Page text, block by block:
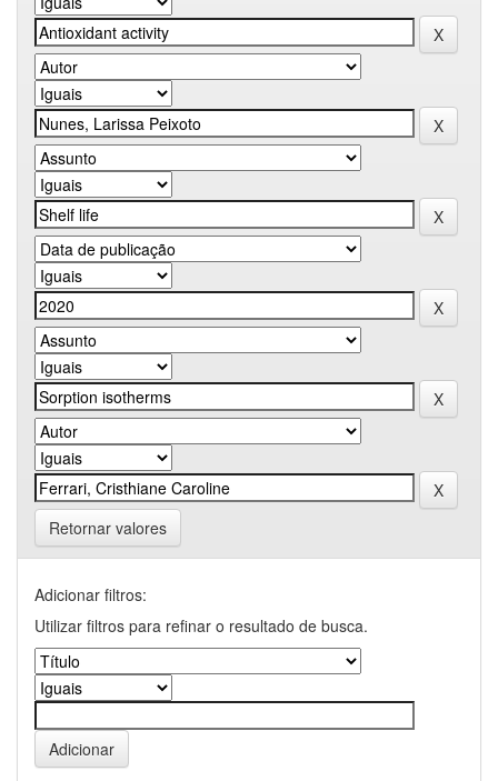
Retornar valores
Adicionar filtros:
Utilizar filtros para refinar o resultado de busca.